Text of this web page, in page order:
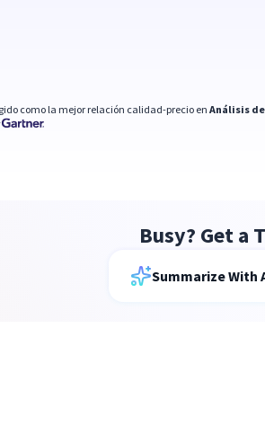
como la mejor relación calidad-precio enAnálisis
Busy? Get a
Summarize With